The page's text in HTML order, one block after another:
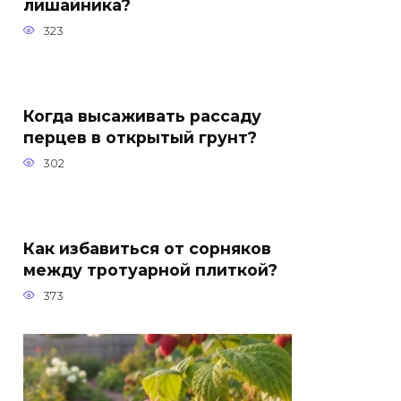
лишайника?
323
Когда высаживать рассаду
перцев в открытый грунт?
302
Как избавиться от сорняков
между тротуарной плиткой?
373